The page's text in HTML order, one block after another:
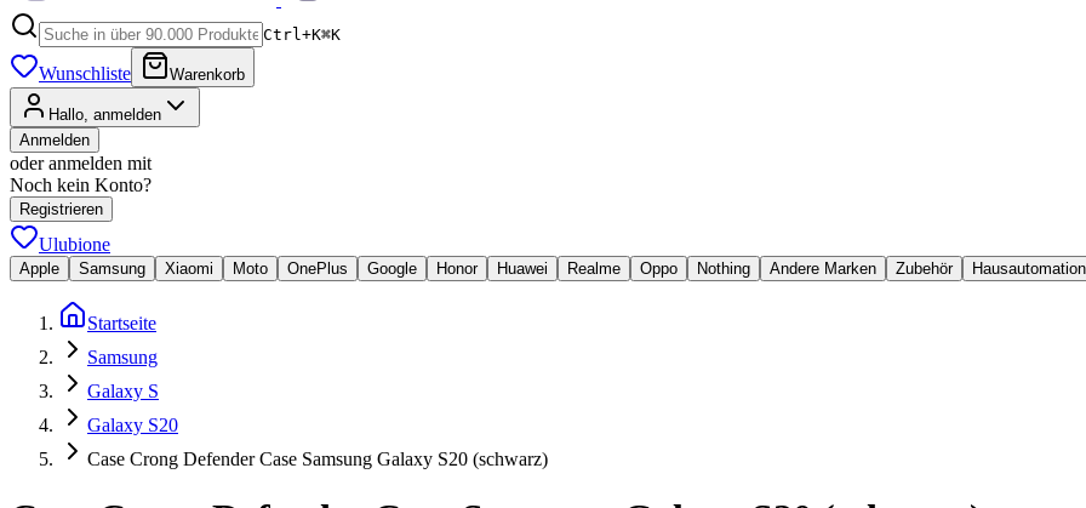
Ctrl+K⌘K
Wunschliste Warenkorb
Hallo, anmelden
Anmelden
oder anmelden mit
Noch kein Konto?
Registrieren
Ulubione
Apple Samsung Xiaomi Moto OnePlus Google Honor Huawei Realme Oppo Nothing Andere Marken Zubehör Hausautomation
Startseite
Samsung
Galaxy S
Galaxy S20
Case Crong Defender Case Samsung Galaxy S20 (schwarz)